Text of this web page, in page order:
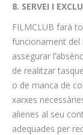
8. SERVEI I
FILMCLUB farà
funcionament
assegurar
de realitzar
o de manca de
xarxes
alienes al seu
adequades per